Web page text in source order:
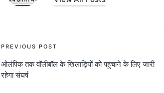
Post
navigation
PREVIOUS POST
ओलंपिक तक वॉलीबॉल के खिलाड़ियों को पहुंचाने के लिए जारी
रहेगा संघर्ष